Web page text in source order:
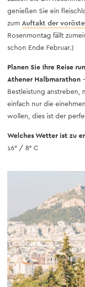
genießen Sie ein
zum Auftakt der
Rosenmontag fällt
schon Ende Februar.)
Planen Sie Ihre Reise
Athener Halbmarathon
Bestleistung anstreben,
einfach nur die
wollen, dies ist der
Welches Wetter ist zu
16° / 8° C